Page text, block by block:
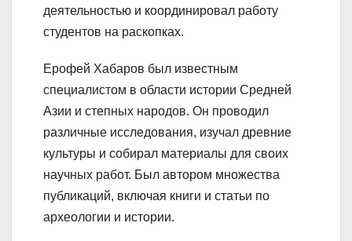
деятельностью и координировал работу
студентов на раскопках.
Ерофей Хабаров был известным
специалистом в области истории Средней
Азии и степных народов. Он проводил
различные исследования, изучал древние
культуры и собирал материалы для своих
научных работ. Был автором множества
публикаций, включая книги и статьи по
археологии и истории.